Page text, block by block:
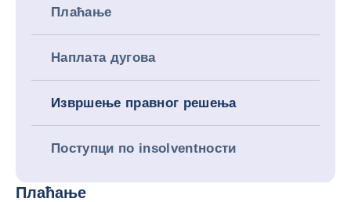
Плаћање
Наплата дугова
Извршење правног решења
Поступци по insolventности
Плаћање